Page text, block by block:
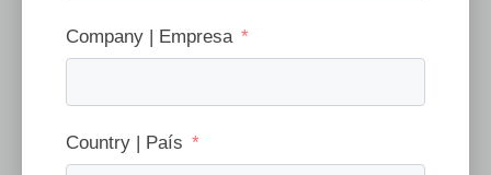
Company | Empresa
Country | País